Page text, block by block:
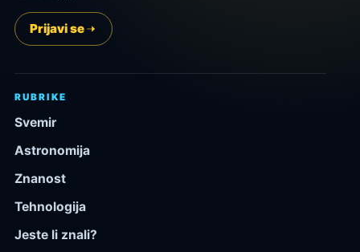
Prijavi se
RUBRIKE
Svemir
Astronomija
Znanost
Tehnologija
Jeste li znali?